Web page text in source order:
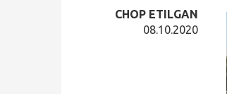
CHOP ETILGAN
08.10.2020